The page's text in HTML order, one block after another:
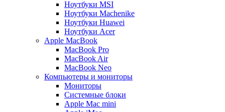
Ноутбуки MSI
Ноутбуки Machenike
Ноутбуки Huawei
Ноутбуки Acer
Apple MacBook
MacBook Pro
MacBook Air
MacBook Neo
Компьютеры и мониторы
Мониторы
Системные блоки
Apple Mac mini